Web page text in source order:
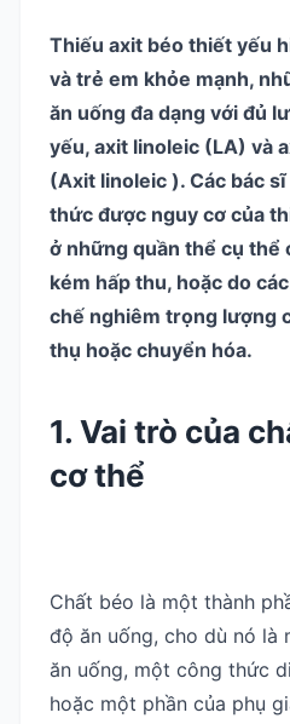
Thiếu axit béo thiết yếu
và trẻ em khỏe mạnh,
ăn uống đa dạng với đủ
yếu, axit linoleic (LA) và
(Axit linoleic ). Các bác
thức được nguy cơ của
ở những quần thể cụ thể
kém hấp thu, hoặc do
chế nghiêm trọng lượng
thụ hoặc chuyển hóa.
1. Vai trò của
cơ thể
Chất béo là một thành
độ ăn uống, cho dù nó là
ăn uống, một công thức
hoặc một phần của phụ